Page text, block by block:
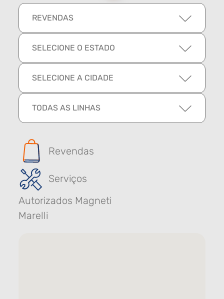
REVENDAS
SELECIONE O ESTADO
SELECIONE A CIDADE
TODAS AS LINHAS
Revendas
Serviços
Autorizados Magneti
Marelli